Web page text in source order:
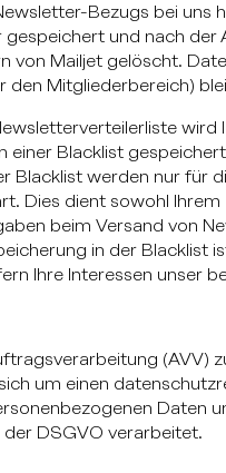
Bezugs bei uns
und nach
von Mailjet gelöscht.
den Mitgliederbereich)
wird
einer Blacklist
Blacklist werden nur für
Dies dient sowohl
beim Versand von
in der Blacklist
Ihre Interessen unser
(AVV)
um einen
Daten
DSGVO verarbeitet.